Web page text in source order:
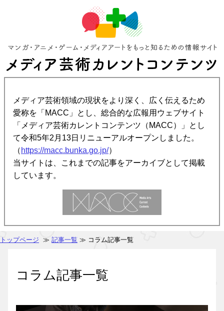
メディア芸術領域の現状をより深く、広く伝えるため
愛称を「MACC」とし、総合的な広報用ウェブサイト
「メディア芸術カレントコンテンツ（MACC）」とし
て令和5年2月13日リニューアルオープンしました。
（ https://macc.bunka.go.jp/）
当サイトは、これまでの記事をアーカイブとして掲載
しています。
トップページ ≫ 記事一覧 ≫ コラム記事一覧
コラム記事一覧